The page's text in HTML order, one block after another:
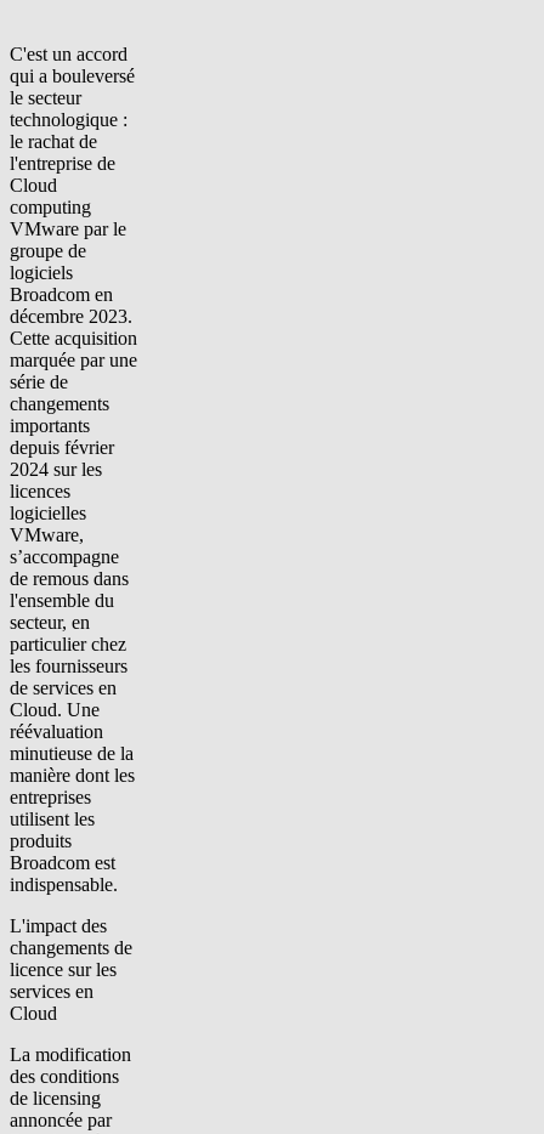
C'est un accord
qui a bouleversé
le secteur
technologique :
le rachat de
l'entreprise de
Cloud
computing
VMware par le
groupe de
logiciels
Broadcom en
décembre 2023.
Cette acquisition
marquée parune
série de
changements
importants
depuis février
2024 surles
licences
logicielles
VMware,
s’accompagne
de remous dans
l'ensemble du
secteur, en
particulier chez
les fournisseurs
de services en
Cloud. Une
réévaluation
minutieuse de la
manière dont les
entreprises
utilisent les
produits
Broadcom est
indispensable.
L'impact des
changements de
licence sur les
services en
Cloud
La modification
des conditions
de licensing
annoncée par